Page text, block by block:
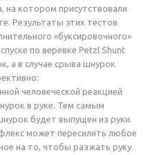
на котором присутствовали
Результаты этих тестов
«буксировочного»
по веревке Petzl Shunt
а в случае срыва шнурок
человеческой реакцией
в руке. Тем самым
будет выпущен из руки.
может пересилить любое
на то, чтобы разжать руку